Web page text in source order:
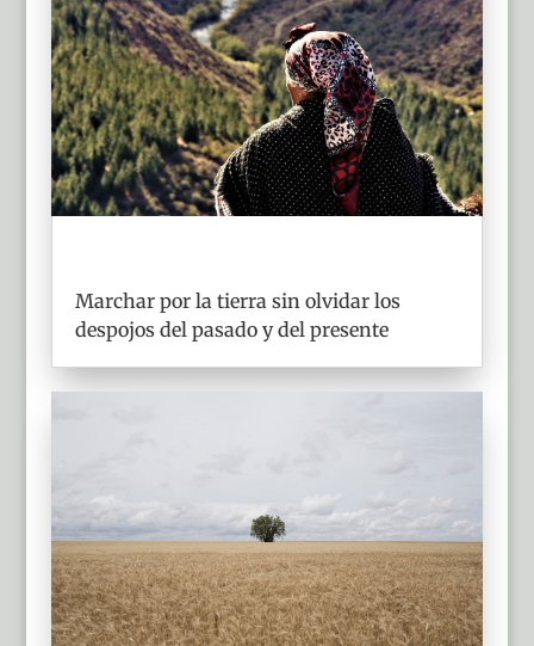
Marchar por la tierra sin olvidar los
despojos del pasado y del presente